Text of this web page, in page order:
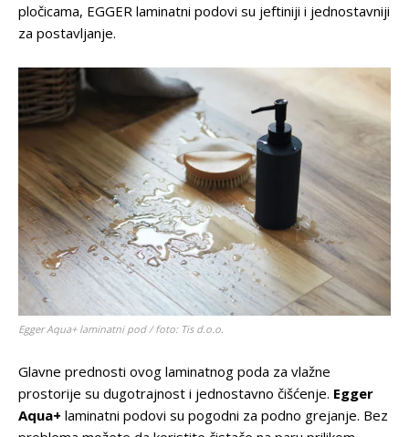
pločicama, EGGER laminatni podovi su jeftiniji i jednostavniji
za postavljanje.
Egger Aqua+ laminatni pod / foto: Tis d.o.o.
Glavne prednosti ovog laminatnog poda za vlažne
prostorije su dugotrajnost i jednostavno čišćenje. Egger
Aqua+ laminatni podovi su pogodni za podno grejanje. Bez